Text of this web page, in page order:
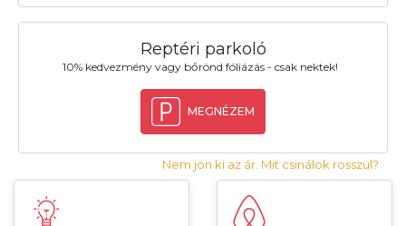
Reptéri parkoló
10% kedvezmény vagy bőrönd fóliázás - csak nektek!
MEGNÉZEM
Nem jön ki az ár. Mit csinálok rosszul?